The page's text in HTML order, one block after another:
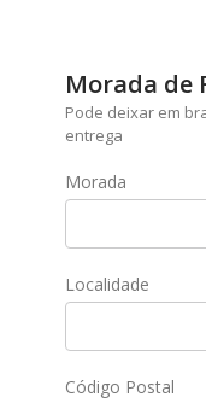
Morada de
Pode deixar em
entrega
Morada
Localidade
Código Postal